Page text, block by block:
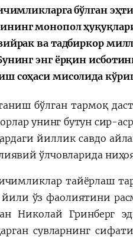
бўлган
монопол
ва тадбиркор
энг ёрқин
соҳаси мисолида
бўлган тармоқ
унинг бутун сир-
йиллик савдо
ўлчовларида
тайёрлаш
йили ўз фаолиятини
Николай Гринберг
сувларнинг